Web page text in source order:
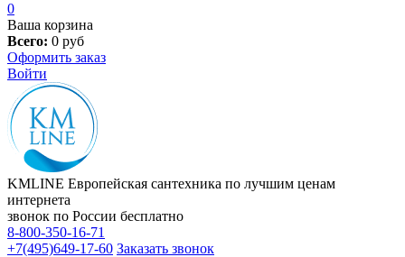
0
Ваша корзина
Всего: 0 руб
Оформить заказ
Войти
KMLINE Европейская сантехника по лучшим ценам
интернета
звонок по России бесплатно
8-800-350-16-71
+7(495)649-17-60 Заказать звонок